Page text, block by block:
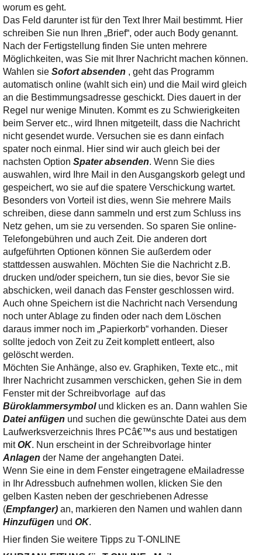
worum es geht.
Das Feld darunter ist für den Text Ihrer Mail bestimmt. Hier
schreiben Sie nun Ihren „Brief“, oder auch Body genannt.
Nach der Fertigstellung finden Sie unten mehrere
Möglichkeiten, was Sie mit Ihrer Nachricht machen können.
Wahlen sie Sofort absenden , geht das Programm
automatisch online (wahlt sich ein) und die Mail wird gleich
an die Bestimmungsadresse geschickt. Dies dauert in der
Regel nur wenige Minuten. Kommt es zu Schwierigkeiten
beim Server etc., wird Ihnen mitgeteilt, dass die Nachricht
nicht gesendet wurde. Versuchen sie es dann einfach
spater noch einmal. Hier sind wir auch gleich bei der
nachsten Option Spater absenden. Wenn Sie dies
auswahlen, wird Ihre Mail in den Ausgangskorb gelegt und
gespeichert, wo sie auf die spatere Verschickung wartet.
Besonders von Vorteil ist dies, wenn Sie mehrere Mails
schreiben, diese dann sammeln und erst zum Schluss ins
Netz gehen, um sie zu versenden. So sparen Sie online-
Telefongebühren und auch Zeit. Die anderen dort
aufgeführten Optionen können Sie außerdem oder
stattdessen auswahlen. Möchten Sie die Nachricht z.B.
drucken und/oder speichern, tun sie dies, bevor Sie sie
abschicken, weil danach das Fenster geschlossen wird.
Auch ohne Speichern ist die Nachricht nach Versendung
noch unter Ablage zu finden oder nach dem Löschen
daraus immer noch im „Papierkorb“ vorhanden. Dieser
sollte jedoch von Zeit zu Zeit komplett entleert, also
gelöscht werden.
Möchten Sie Anhänge, also ev. Graphiken, Texte etc., mit
Ihrer Nachricht zusammen verschicken, gehen Sie in dem
Fenster mit der Schreibvorlage auf das
Büroklammersymbol und klicken es an. Dann wahlen Sie
Datei anfügen und suchen die gewünschte Datei aus dem
Laufwerksverzeichnis Ihres PCâ€™s aus und bestatigen
mitOK. Nun erscheint in der Schreibvorlage hinter
Anlagen der Name der angehangten Datei.
Wenn Sie eine in dem Fenster eingetragene eMailadresse
in Ihr Adressbuch aufnehmen wollen, klicken Sie den
gelben Kasten neben der geschriebenen Adresse
(Empfanger)an, markieren den Namen und wahlen dann
Hinzufügen und OK.
Hier finden Sie weitere Tipps zu T-ONLINE